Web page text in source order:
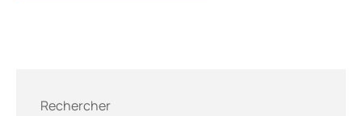
Rechercher